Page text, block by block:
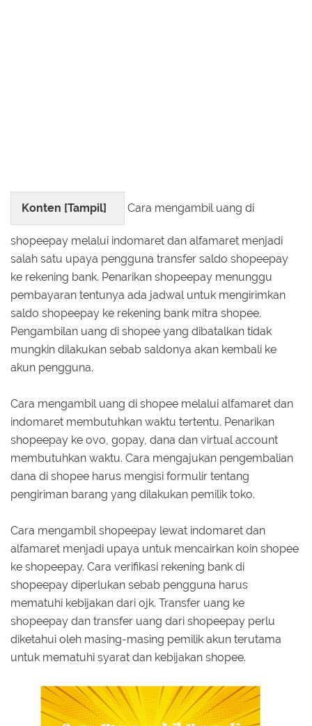
Konten [Tampil] Cara mengambil uang di
shopeepay melalui indomaret dan alfamaret menjadi
salah satu upaya pengguna transfer saldo shopeepay
ke rekening bank. Penarikan shopeepay menunggu
pembayaran tentunya ada jadwal untuk mengirimkan
saldo shopeepay ke rekening bank mitra shopee.
Pengambilan uang di shopee yang dibatalkan tidak
mungkin dilakukan sebab saldonya akan kembali ke
akun pengguna.
Cara mengambil uang di shopee melalui alfamaret dan
indomaret membutuhkan waktu tertentu. Penarikan
shopeepay ke ovo, gopay, dana dan virtual account
membutuhkan waktu. Cara mengajukan pengembalian
dana di shopee harus mengisi formulir tentang
pengiriman barang yang dilakukan pemilik toko.
Cara mengambil shopeepay lewat indomaret dan
alfamaret menjadi upaya untuk mencairkan koin shopee
ke shopeepay. Cara verifikasi rekening bank di
shopeepay diperlukan sebab pengguna harus
mematuhi kebijakan dari ojk. Transfer uang ke
shopeepay dan transfer uang dari shopeepay perlu
diketahui oleh masing-masing pemilik akun terutama
untuk mematuhi syarat dan kebijakan shopee.